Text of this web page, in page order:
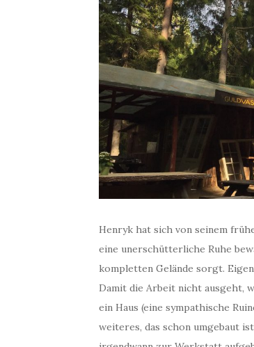
Henryk hat sich von seinem
eine unerschütterliche Ruhe
kompletten Gelände sorgt.
Damit die Arbeit nicht ausgeht,
ein Haus (eine sympathische
weiteres, das schon umgebaut